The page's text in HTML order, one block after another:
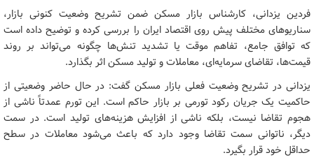
فردین یزدانی، کارشناس بازار مسکن ضمن تشریح وضعیت کنونی بازار،
سناریوهای مختلف پیش روی اقتصاد ایران را بررسی کرده و توضیح داده است
که توافق جامع، تفاهم موقت یا تشدید تنش‌ها چگونه می‌تواند بر روند
قیمت‌ها، تقاضای سرمایه‌ای، معاملات و تولید مسکن اثر بگذارد.
یزدانی در تشریح وضعیت فعلی بازار مسکن گفت: در حال حاضر وضعیتی از
حاکمیت یک جریان رکود تورمی بر بازار حاکم است. این تورم عمدتاً ناشی از
هجوم تقاضا نیست، بلکه ناشی از افزایش هزینه‌های تولید است. در سمت
دیگر، ناتوانی سمت تقاضا وجود دارد که باعث می‌شود معاملات در سطح
حداقل خود قرار بگیرد.